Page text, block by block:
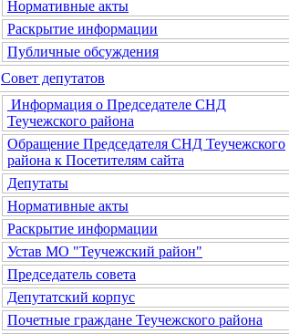
Нормативные акты
Раскрытие информации
Публичные обсуждения
Совет депутатов
Информация о Председателе СНД
Теучежского района
Обращение Председателя СНД Теучежского
района к Посетителям сайта
Депутаты
Нормативные акты
Раскрытие информации
Устав МО "Теучежский район"
Председатель совета
Депутатский корпус
Почетные граждане Теучежского района